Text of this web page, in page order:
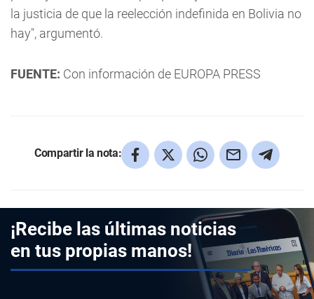
la justicia de que la reelección indefinida en Bolivia no
hay", argumentó.
FUENTE: Con información de EUROPA PRESS
Compartir la nota:
¡Recibe las últimas noticias
en tus propias manos!